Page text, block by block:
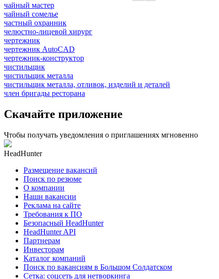
чайный мастер
чайный сомелье
частный охранник
челюстно-лицевой хирург
чертежник
чертежник AutoCAD
чертежник-конструктор
чистильщик
чистильщик металла
чистильщик металла, отливок, изделий и деталей
член бригады ресторана
Скачайте приложение
Чтобы получать уведомления о приглашениях мгновенно
HeadHunter
Размещение вакансий
Поиск по резюме
О компании
Наши вакансии
Реклама на сайте
Требования к ПО
Безопасный HeadHunter
HeadHunter API
Партнерам
Инвесторам
Каталог компаний
Поиск по вакансиям в Большом Солдатском
Сетка: соцсеть для нетворкинга